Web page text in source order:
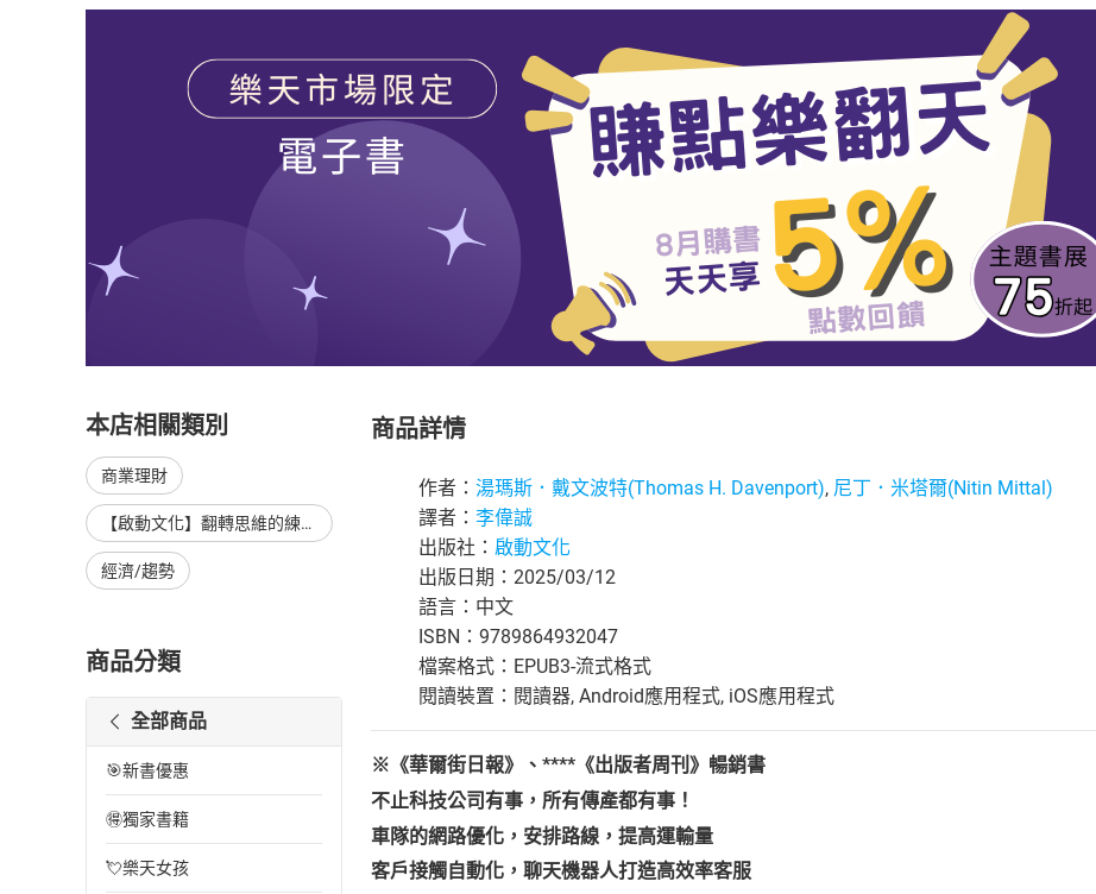
本店相關類別
商業理財
【啟動文化】翻轉思維的練習－《利他》延伸書展，單本85折，至8/14止
經濟/趨勢
商品分類
全部商品
🎯新書優惠
🉐獨家書籍
💘樂天女孩
商品詳情
作者： 湯瑪斯．戴文波特(Thomas H. Davenport), 尼丁．米塔爾(Nitin Mittal)
譯者： 李偉誠
出版社： 啟動文化
出版日期：2025/03/12
語言：中文
ISBN：9789864932047
檔案格式：EPUB3-流式格式
閱讀裝置：閱讀器, Android應用程式, iOS應用程式
※ 《華爾街日報》 、****《出版者周刊 》暢銷書
不止科技公司有事，所有傳產都有事！
車隊的網路優化，安排路線，提高運輸量
客戶接觸自動化，聊天機器人打造高效率客服